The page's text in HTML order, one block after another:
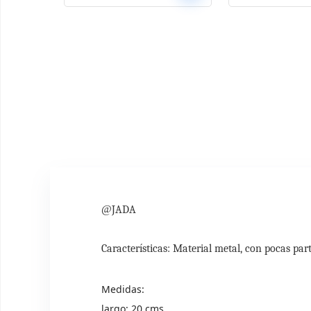
@JADA
Características: Material metal, con pocas
Medidas: